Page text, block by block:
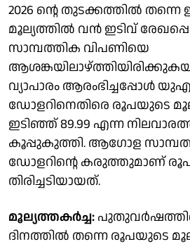
2026 ന്റെ തുടക്കത്തിൽ
മൂല്യത്തിൽ വൻ ഇടിവ്
സാമ്പത്തിക വിപണിയെ
വ്യാപാരം ആരംഭിച്ചപ്പോൾ
ഡോളറിനെതിരെ രൂപയുടെ
ഇടിഞ്ഞ് 89.99 എന്ന
കൂപ്പുകുത്തി. ആഗോള
ഡോളറിന്റെ കരുത്തുമാണ്
തിരിച്ചടിയായത്.
മൂല്യത്തകർച്ച:
ദിനത്തിൽ തന്നെ രൂപയുടെ